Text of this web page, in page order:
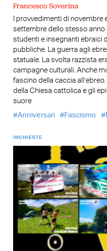
Francesco Soverina
I provvedimenti di
settembre dello stesso anno
studenti e insegnanti ebraici
pubbliche. La guerra agli
statuale. La svolta razzista
campagne culturali. Anche
fascino della caccia
della Chiesa cattolica e gli
suore
Anniversari
Fascismo
INCHIESTE